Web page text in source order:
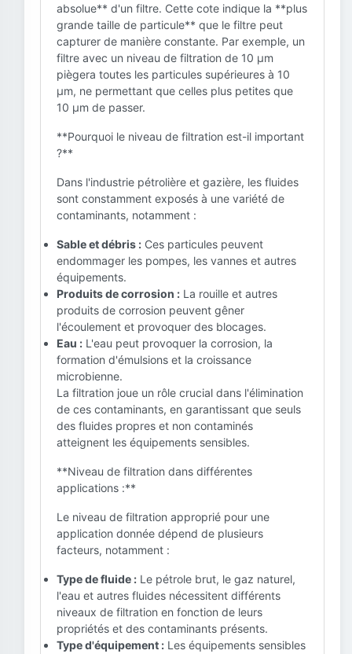
absolue** d'un filtre. Cette cote indique la **plus
grande taille de particule** que le filtre peut
capturer de manière constante. Par exemple, un
filtre avec un niveau de filtration de 10 µm
piègera toutes les particules supérieures à 10
µm, ne permettant que celles plus petites que
10 µm de passer.
**Pourquoi le niveau de filtration est-il important
?**
Dans l'industrie pétrolière et gazière, les fluides
sont constamment exposés à une variété de
contaminants, notamment :
Sable et débris : Ces particules peuvent
endommager les pompes, les vannes et autres
équipements.
Produits de corrosion : La rouille et autres
produits de corrosion peuvent gêner
l'écoulement et provoquer des blocages.
Eau : L'eau peut provoquer la corrosion, la
formation d'émulsions et la croissance
microbienne.
La filtration joue un rôle crucial dans l'élimination
de ces contaminants, en garantissant que seuls
des fluides propres et non contaminés
atteignent les équipements sensibles.
**Niveau de filtration dans différentes
applications :**
Le niveau de filtration approprié pour une
application donnée dépend de plusieurs
facteurs, notamment :
Type de fluide : Le pétrole brut, le gaz naturel,
l'eau et autres fluides nécessitent différents
niveaux de filtration en fonction de leurs
propriétés et des contaminants présents.
Type d'équipement : Les équipements sensibles